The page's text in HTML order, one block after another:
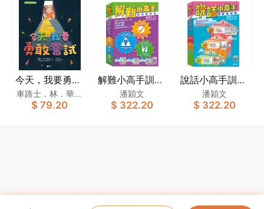
今天，我要勇敢
嘗試[新雅．繪
本館]
車路士．林．華萊
士
$ 79.20
解難小高手訓練
教材套
潘穎文
$ 322.20
說話小高手訓練
教材套
潘穎文
$ 322.20